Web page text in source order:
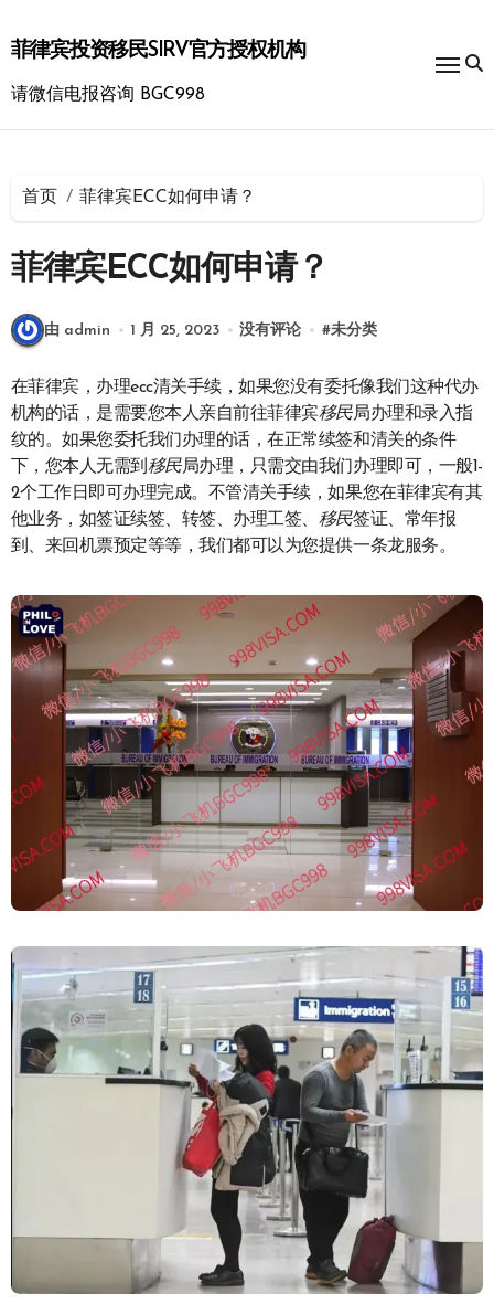
到
内
菲律宾投资移民SIRV官方授权机构
请微信电报咨询 BGC998
首页 菲律宾ECC如何申请？
菲律宾ECC如何申请？
由 admin 1 月 25, 2023 没有评论 #未分类
在菲律宾，办理ecc清关手续，如果您没有委托像我们这种代办
机构的话，是需要您本人亲自前往菲律宾移民局办理和录入指
纹的。如果您委托我们办理的话，在正常续签和清关的条件
下，您本人无需到移民局办理，只需交由我们办理即可，一般1-
2个工作日即可办理完成。不管清关手续，如果您在菲律宾有其
他业务，如签证续签、转签、办理工签、 移民签证、常年报
到、来回机票预定等等，我们都可以为您提供一条龙服务。